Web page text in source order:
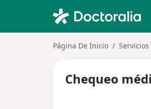
Página De Inicio Servicios
Chequeo